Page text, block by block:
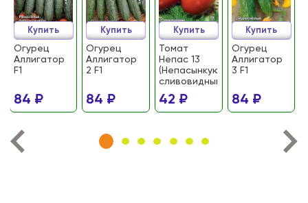
Огурец
Аллигатор
F1
84 ₽
Купить
Огурец
Аллигатор
2 F1
84 ₽
Купить
Томат
Непас 13
(Непасынкующийся
сливовидный)
42 ₽
Купить
Огурец
Аллигатор
3 F1
84 ₽
Купить